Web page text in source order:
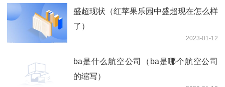
盛超现状（红苹果乐园中盛超现在怎么样
了）
2023-01-12
ba是什么航空公司（ba是哪个航空公司
的缩写）